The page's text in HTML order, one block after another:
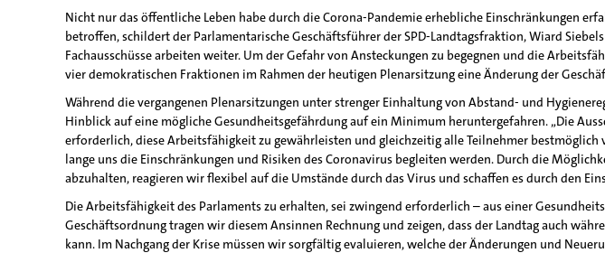
Nicht nur das öffentliche Leben habe durch die Corona-Pandemie erhebliche Einschränkungen
betroffen, schildert der Parlamentarische Geschäftsführer der SPD-Landtagsfraktion, Wiard
Fachausschüsse arbeiten weiter. Um der Gefahr von Ansteckungen zu begegnen und die
vier demokratischen Fraktionen im Rahmen der heutigen Plenarsitzung eine Änderung der
Während die vergangenen Plenarsitzungen unter strenger Einhaltung von Abstand- und
Hinblick auf eine mögliche Gesundheitsgefährdung auf ein Minimum heruntergefahren. „Die
erforderlich, diese Arbeitsfähigkeit zu gewährleisten und gleichzeitig alle Teilnehmer bestmöglich
lange uns die Einschränkungen und Risiken des Coronavirus begleiten werden. Durch die
abzuhalten, reagieren wir flexibel auf die Umstände durch das Virus und schaffen es durch den
Die Arbeitsfähigkeit des Parlaments zu erhalten, sei zwingend erforderlich – aus einer
Geschäftsordnung tragen wir diesem Ansinnen Rechnung und zeigen, dass der Landtag auch
kann. Im Nachgang der Krise müssen wir sorgfältig evaluieren, welche der Änderungen und